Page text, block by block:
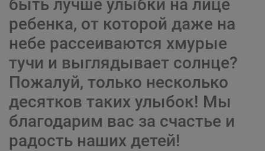
быть лучше улыбки на лице
ребенка, от которой даже на
небе рассеиваются хмурые
тучи и выглядывает солнце?
Пожалуй, только несколько
десятков таких улыбок! Мы
благодарим вас за счастье и
радость наших детей!